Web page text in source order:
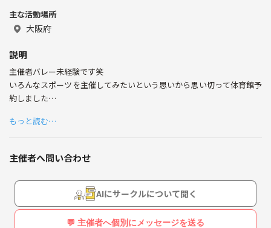
・浜辺や公園でのBBQ🥩
・自然の中でのテントサウナ🧖‍♂️
運動好きな方も、アウトドア初心者の方も大歓迎✨
参加者同士が仲良くなれるよう、アットホームな雰囲気を
大事にしています。
「ちょっと気になるな…」と思ったら、まずは気軽にご参
楽しい時間と新しいつながりを作りましょう！
主な活動場所
大阪府
説明
主催者バレー未経験です笑
いろんなスポーツを主催してみたいという思いから思い切って体育館予
約しました
もっと読む…
主催者へ問い合わせ
AIにサークルについて聞く
💬 主催者へ個別にメッセージを送る